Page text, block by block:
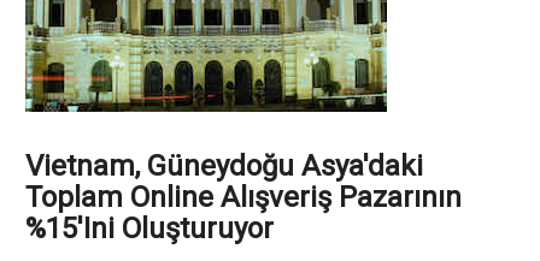
Vietnam, Güneydoğu Asya'daki
Toplam Online Alışveriş Pazarının
%15'ini Oluşturuyor